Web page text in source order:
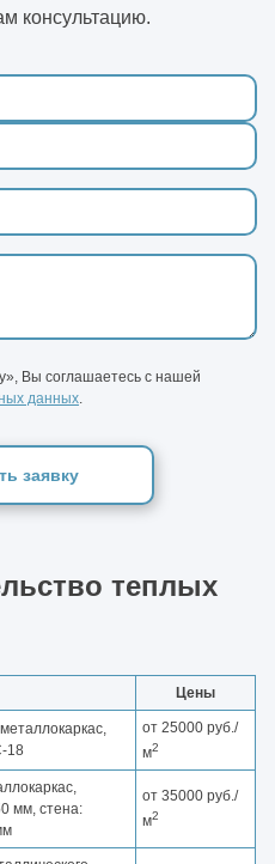
консультацию.
Вы соглашаетесь с нашей
данных
заявку
теплых
Цены
18
от 25000 руб./
м2
мм, стена:
от 35000 руб./
м2